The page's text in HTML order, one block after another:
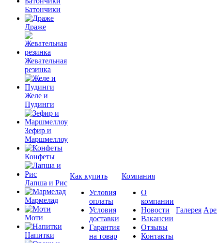
Батончики
Драже
Жевательная
резинка
Желе и
Пудинги
Зефир и
Маршмеллоу
Конфеты
Лапша и Рис
Мармелад
Моти
Напитки
Как купить
Условия
оплаты
Условия
доставки
Гарантия
на товар
Компания
О
компании
Новости
Вакансии
Отзывы
Контакты
Галерея